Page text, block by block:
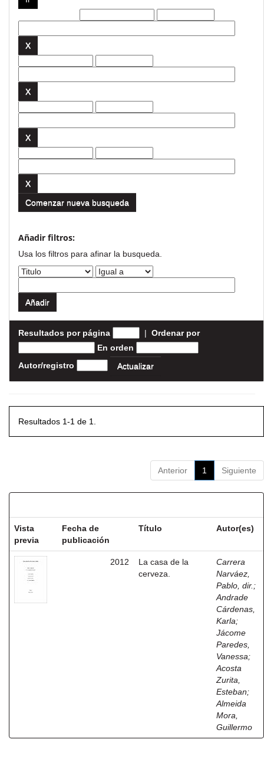
Comenzar nueva busqueda
Añadir filtros:
Usa los filtros para afinar la busqueda.
Resultados por página | Ordenar por
En orden
Autor/registro
Resultados 1-1 de 1.
Anterior 1 Siguiente
Vista
previa
Fecha de
publicación
Título Autor(es)
2012
La casa de la
cerveza.
Carrera
Narváez,
Pablo, dir. ;
Andrade
Cárdenas,
Karla;
Jácome
Paredes,
Vanessa;
Acosta
Zurita,
Esteban;
Almeida
Mora,
Guillermo